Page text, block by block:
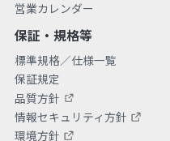
営業カレンダー
保証・規格等
標準規格／仕様一覧
保証規定
品質方針
情報セキュリティ方針
環境方針